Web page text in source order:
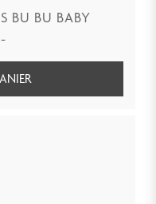
BU BU BABY
-